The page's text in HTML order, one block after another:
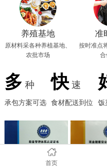
养殖基地
原材料采各种养植基地、
农批市场
准
按时准点
合
多 种
承包方案可选
快 速
食材配送到位 饭
首页